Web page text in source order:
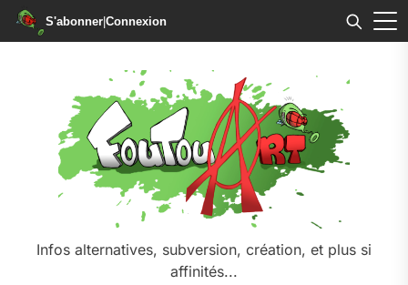
S'abonner|Connexion
Infos alternatives, subversion, création, et plus si
affinités...